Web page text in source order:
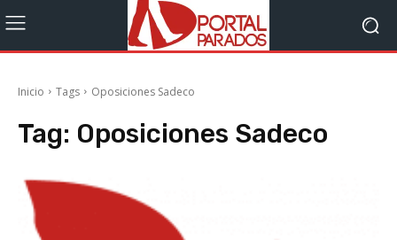
Inicio Tags Oposiciones Sadeco
Tag: Oposiciones Sadeco